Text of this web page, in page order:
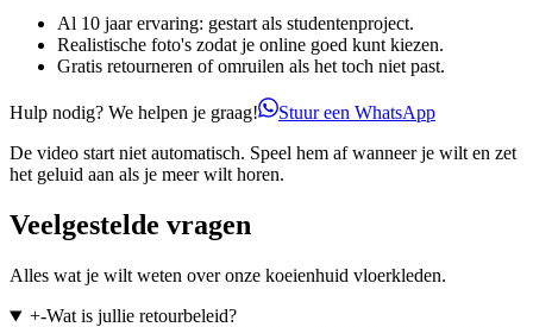
Al 10 jaar ervaring: gestart als studentenproject.
Realistische foto's zodat je online goed kunt kiezen.
Gratis retourneren of omruilen als het toch niet past.
Hulp nodig? We helpen je graag!
Stuur een WhatsApp
De video start niet automatisch. Speel hem af wanneer je wilt en zet
het geluid aan als je meer wilt horen.
Veelgestelde vragen
Alles wat je wilt weten over onze koeienhuid vloerkleden.
+-Wat is jullie retourbeleid?